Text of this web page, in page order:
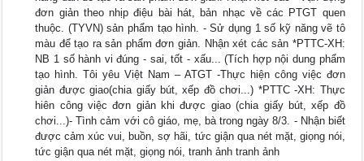
đơn giản theo nhịp điệu bài hát, bản nhạc về các PTGT quen
thuộc. (TYVN) sản phẩm tạo hình. - Sử dụng 1 số kỹ năng vẽ tô
màu để tạo ra sản phẩm đơn giản. Nhận xét các sản *PTTC-XH:
NB 1 số hành vi đúng - sai, tốt - xấu... (Tích hợp nội dung phẩm
tạo hình. Tôi yêu Việt Nam – ATGT -Thực hiện công việc đơn
giản được giao(chia giấy bút, xếp đồ chơi...) *PTTC -XH: Thực
hiên công việc đơn giản khi được giao (chia giấy bút, xếp đồ
chơi...)- Tình cảm với cô giáo, mẹ, bà trong ngày 8/3. - Nhận biết
được cảm xúc vui, buồn, sợ hãi, tức giận qua nét mặt, giọng nói,
tức giận qua nét mặt, giọng nói, tranh ảnh tranh ảnh